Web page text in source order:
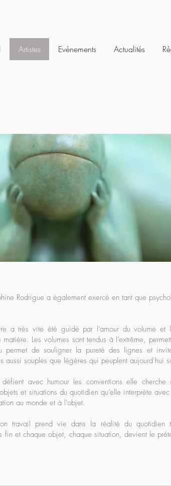
Artistes Evénements Actualités
Rodrigue a également exercé en tant que
a très vite été guidé par l’amour du volume
Les volumes sont tendus à l’extrême,
permet de souligner la pureté des lignes et
aussi souples que légères qui peuplent aujourd’hui
avec humour les conventions elle
et situations du quotidien qu’elle interprète
au monde et à l’objet.
travail prend vie dans la réalité du quotidien
fin et chaque objet, chaque situation, devient le